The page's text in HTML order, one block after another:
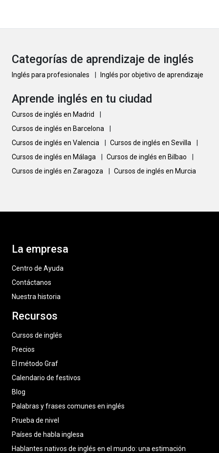
Categorías de aprendizaje de inglés
Inglés para profesionales Inglés por objetivo de aprendizaje
Aprende inglés en tu ciudad
Cursos de inglés en Madrid
Cursos de inglés en Barcelona
Cursos de inglés en Valencia
Cursos de inglés en Sevilla
Cursos de inglés en Málaga
Cursos de inglés en Bilbao
Cursos de inglés en Zaragoza
Cursos de inglés en Murcia
La empresa
Centro de Ayuda
Contáctanos
Nuestra historia
Recursos
Cursos de inglés
Precios
El método Graf
Calendario de festivos
Blog
Palabras y frases comunes en inglés
Prueba de nivel
Países de habla inglesa
Hablantes nativos de inglés en el mundo: una estimación